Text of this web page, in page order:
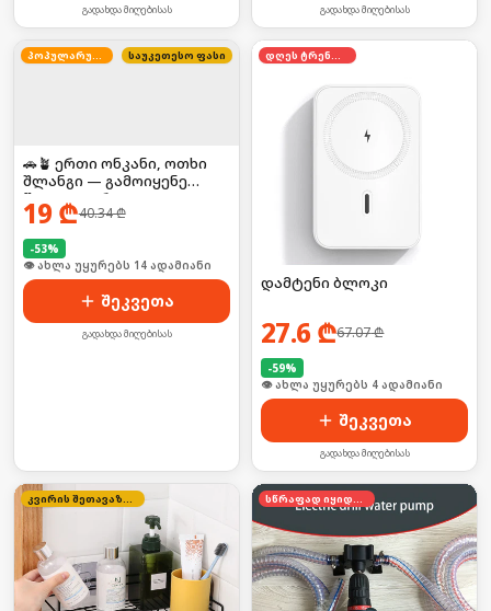
გადახდა მიღებისას გადახდა მიღებისას
საუკეთესო ფასი
🚗🪴 ერთი ონკანი, ოთხი
შლანგი — გამოიყენე
წყალი უფრო
კომფორტულად!
19 ₾40.34₾
-53%
🛒 ბოლო 24სთ-ში იყიდა 19-მა
შეკვეთა
გადახდა მიღებისას
დამტენი ბლოკი
27.6 ₾67.07₾
-59%
🛒 ბოლო 24სთ-ში იყიდა 2-მა
შეკვეთა
გადახდა მიღებისას